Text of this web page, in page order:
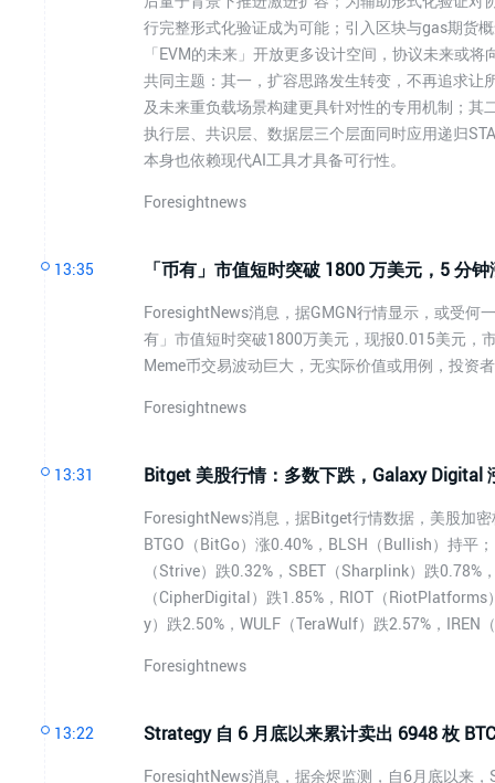
行完整形式化验证成为可能；引入区块与gas期货
「EVM的未来」开放更多设计空间，协议未来或
共同主题：其一，扩容思路发生转变，不再追求
及未来重负载场景构建更具针对性的专用机制；其
执行层、共识层、数据层三个层面同时应用递归
本身也依赖现代AI工具才具备可行性。
Foresightnews
13:35 「币有」市值短时突破 1800 万美元，5 分
ForesightNews消息，据GMGN行情显示，或受何
有」市值短时突破1800万美元，现报0.015美元，
Meme币交易波动巨大，无实际价值或用例，投资
Foresightnews
13:31 Bitget 美股行情：多数下跌，Galaxy Digital
ForesightNews消息，据Bitget行情数据，美股加
BTGO（BitGo）涨0.40%，BLSH（Bullish）持平
（Strive）跌0.32%，SBET（Sharplink）跌0.78%
（CipherDigital）跌1.85%，RIOT（
y）跌2.50%，WULF（TeraWulf）跌2.57%，IREN
Foresightnews
13:22 Strategy 自 6 月底以来累计卖出 6948 枚
ForesightNews消息，据余烬监测，自6月底以来